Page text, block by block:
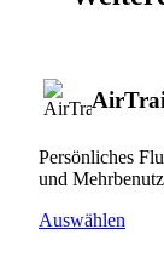
Persönliches
und
Auswählen